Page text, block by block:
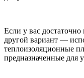
Если у вас достаточно
другой вариант —
теплоизоляционные
предназначенные для